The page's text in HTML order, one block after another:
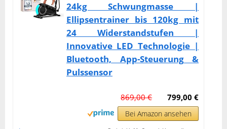
24kg Schwungmasse |
Ellipsentrainer bis 120kg mit
24 Widerstandstufen |
Innovative LED Technologie |
Bluetooth, App-Steuerung &
Pulssensor
799,00 €
869,00 €
Bei Amazon ansehen